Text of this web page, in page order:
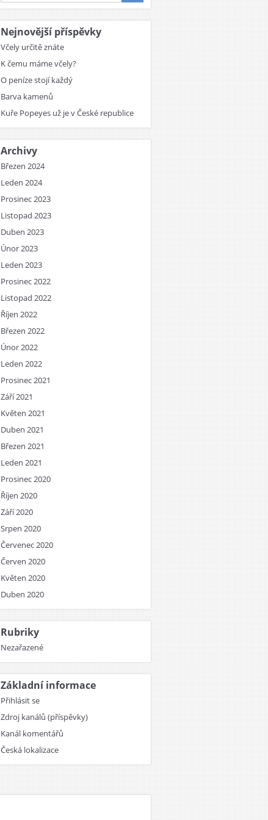
Nejnovější příspěvky
Včely určitě znáte
K čemu máme včely?
O peníze stojí každý
Barva kamenů
Kuře Popeyes už je v České republice
Archivy
Březen 2024
Leden 2024
Prosinec 2023
Listopad 2023
Duben 2023
Únor 2023
Leden 2023
Prosinec 2022
Listopad 2022
Říjen 2022
Březen 2022
Únor 2022
Leden 2022
Prosinec 2021
Září 2021
Květen 2021
Duben 2021
Březen 2021
Leden 2021
Prosinec 2020
Říjen 2020
Září 2020
Srpen 2020
Červenec 2020
Červen 2020
Květen 2020
Duben 2020
Rubriky
Nezařazené
Základní informace
Přihlásit se
Zdroj kanálů (příspěvky)
Kanál komentářů
Česká lokalizace